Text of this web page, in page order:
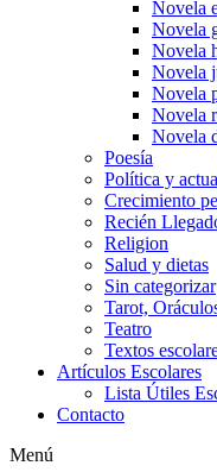
Novela
Novela
Novela
Novela
Novela
Novela
Novela
Poesía
Política y
Crecimiento
Recién
Religion
Salud y dietas
Sin categorizar
Tarot,
Teatro
Textos
Artículos Escolares
Lista Útiles
Contacto
Menú